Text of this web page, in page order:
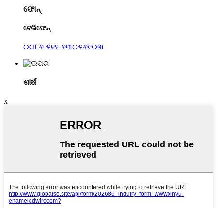
ଫୋନ୍
ଟେଲିଫୋନ୍
୦୦୮୬-୫୧୨-୬୩୦୫୬୯୦୩
ଶୀର୍ଷ
x